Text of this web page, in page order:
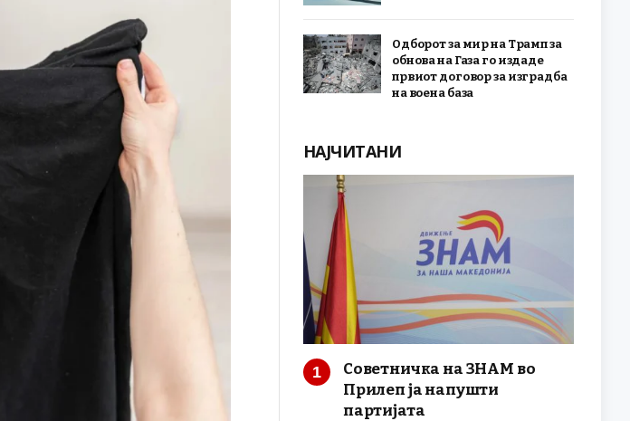
Одборот за мир на Трамп за
обнова на Газа го издаде
првиот договор за изградба
на воена база
НАЈЧИТАНИ
Советничка на ЗНАМ во
Прилеп ја напушти
партијата